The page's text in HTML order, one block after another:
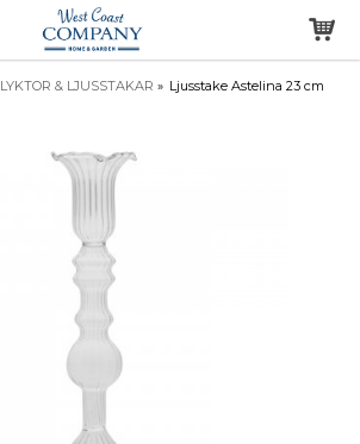
LYKTOR & LJUSSTAKAR » Ljusstake Astelina 23 cm